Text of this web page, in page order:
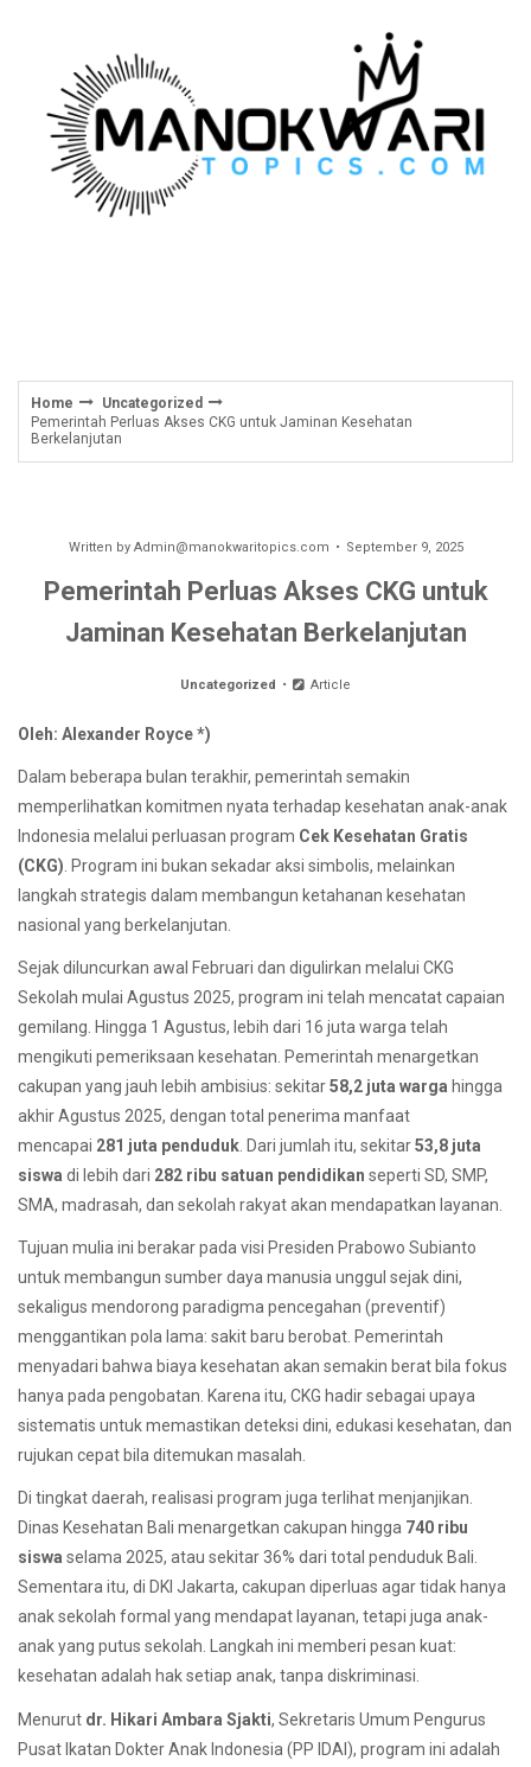
Home
Uncategorized
Pemerintah Perluas Akses CKG untuk Jaminan Kesehatan
Berkelanjutan
Written by Admin@manokwaritopics.com September 9, 2025
Pemerintah Perluas Akses CKG untuk
Jaminan Kesehatan Berkelanjutan
Uncategorized Article
Oleh: Alexander Royce *)
Dalam beberapa bulan terakhir, pemerintah semakin
memperlihatkan komitmen nyata terhadap kesehatan anak-anak
Indonesia melalui perluasan program Cek Kesehatan Gratis
(CKG) . Program ini bukan sekadar aksi simbolis, melainkan
langkah strategis dalam membangun ketahanan kesehatan
nasional yang berkelanjutan.
Sejak diluncurkan awal Februari dan digulirkan melalui CKG
Sekolah mulai Agustus 2025, program ini telah mencatat capaian
gemilang. Hingga 1 Agustus, lebih dari 16 juta warga telah
mengikuti pemeriksaan kesehatan. Pemerintah menargetkan
cakupan yang jauh lebih ambisius: sekitar58,2 juta warga hingga
akhir Agustus 2025, dengan total penerima manfaat
mencapai 281 juta penduduk . Dari jumlah itu, sekitar53,8 juta
siswa di lebih dari 282 ribu satuan pendidikan seperti SD, SMP,
SMA, madrasah, dan sekolah rakyat akan mendapatkan layanan.
Tujuan mulia ini berakar pada visi Presiden Prabowo Subianto
untuk membangun sumber daya manusia unggul sejak dini,
sekaligus mendorong paradigma pencegahan (preventif)
menggantikan pola lama: sakit baru berobat. Pemerintah
menyadari bahwa biaya kesehatan akan semakin berat bila fokus
hanya pada pengobatan. Karena itu, CKG hadir sebagai upaya
sistematis untuk memastikan deteksi dini, edukasi kesehatan, dan
rujukan cepat bila ditemukan masalah.
Di tingkat daerah, realisasi program juga terlihat menjanjikan.
Dinas Kesehatan Bali menargetkan cakupan hingga 740 ribu
siswa selama 2025, atau sekitar 36% dari total penduduk Bali.
Sementara itu, di DKI Jakarta, cakupan diperluas agar tidak hanya
anak sekolah formal yang mendapat layanan, tetapi juga anak-
anak yang putus sekolah. Langkah ini memberi pesan kuat:
kesehatan adalah hak setiap anak, tanpa diskriminasi.
Menurut dr. Hikari Ambara Sjakti, Sekretaris Umum Pengurus
Pusat Ikatan Dokter Anak Indonesia (PP IDAI), program ini adalah